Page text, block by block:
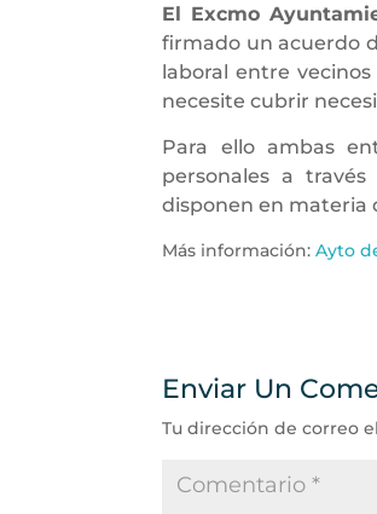
El Excmo
firmado un acuerdo
laboral entre
necesite cubrir
Para ello ambas
personales a
disponen en materia
Más información:Ayto
Enviar Un
Tu dirección de correo